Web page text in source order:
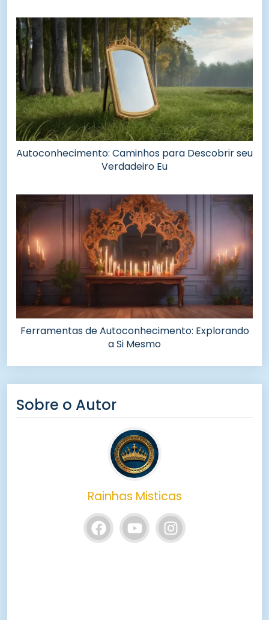
Autoconhecimento: Caminhos para Descobrir seu
Verdadeiro Eu
Ferramentas de Autoconhecimento: Explorando
a Si Mesmo
Sobre o Autor
Rainhas Misticas